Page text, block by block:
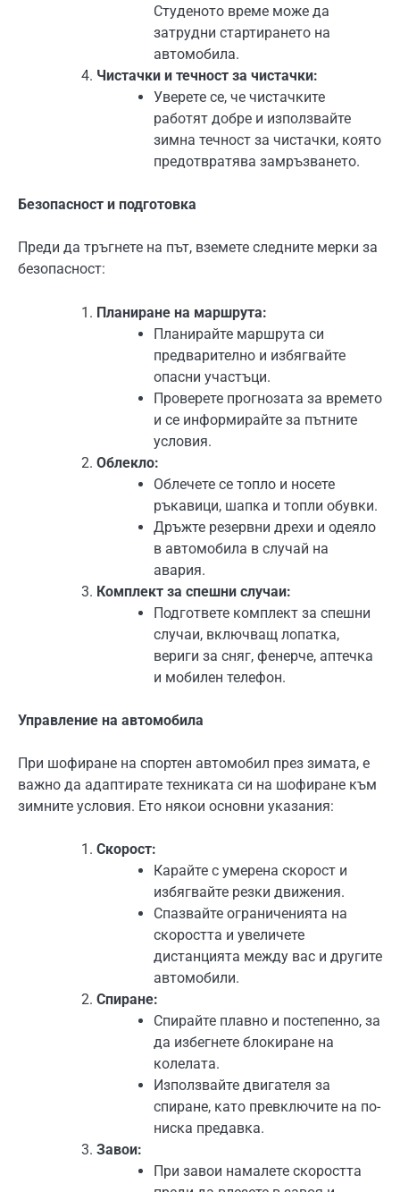
Студеното време може да
затрудни стартирането на
автомобила.
Чистачки и течност за чистачки:
Уверете се, че чистачките
работят добре и използвайте
зимна течност за чистачки, която
предотвратява замръзването.
Безопасност и подготовка
Преди да тръгнете на път, вземете следните мерки за
безопасност:
Планиране на маршрута:
Планирайте маршрута си
предварително и избягвайте
опасни участъци.
Проверете прогнозата за времето
и се информирайте за пътните
условия.
Облекло:
Облечете се топло и носете
ръкавици, шапка и топли обувки.
Дръжте резервни дрехи и одеяло
в автомобила в случай на
авария.
Комплект за спешни случаи:
Подгответе комплект за спешни
случаи, включващ лопатка,
вериги за сняг, фенерче, аптечка
и мобилен телефон.
Управление на автомобила
При шофиране на спортен автомобил през зимата, е
важно да адаптирате техниката си на шофиране към
зимните условия. Ето някои основни указания:
Скорост:
Карайте с умерена скорост и
избягвайте резки движения.
Спазвайте ограниченията на
скоростта и увеличете
дистанцията между вас и другите
автомобили.
Спиране:
Спирайте плавно и постепенно, за
да избегнете блокиране на
колелата.
Използвайте двигателя за
спиране, като превключите на по-
ниска предавка.
Завои:
При завои намалете скоростта